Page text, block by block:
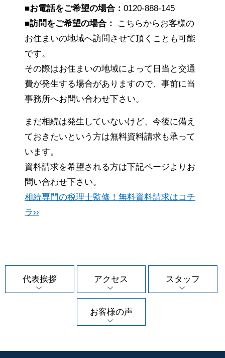
■お電話をご希望の場合： 0120-888-145
■訪問をご希望の場合：
こちらからお客様の
お住まいの地域へ訪問させて頂くことも可能
です。
その際はお住まいの地域によって日当と交通
費が発生する場合がありますので、事前に当
事務所へお問い合わせ下さい。
まだ相続は発生していないけど、今後に備え
ておきたいという方は無料資料請求も承って
います。
資料請求を希望される方は下記ページよりお
問い合わせ下さい。
相続専門の税理士監修！無料資料請求はコチ
ラ››
代表挨拶 アクセス スタッフ
お客様の声